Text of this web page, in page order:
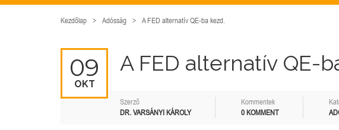
Kezdőlap Adósság A FED alternatív QE-ba kezd.
09
OKT
A FED alternatív QE-
Szerző
DR. VARSÁNYI KÁROLY
Kommentek
0 KOMMENT